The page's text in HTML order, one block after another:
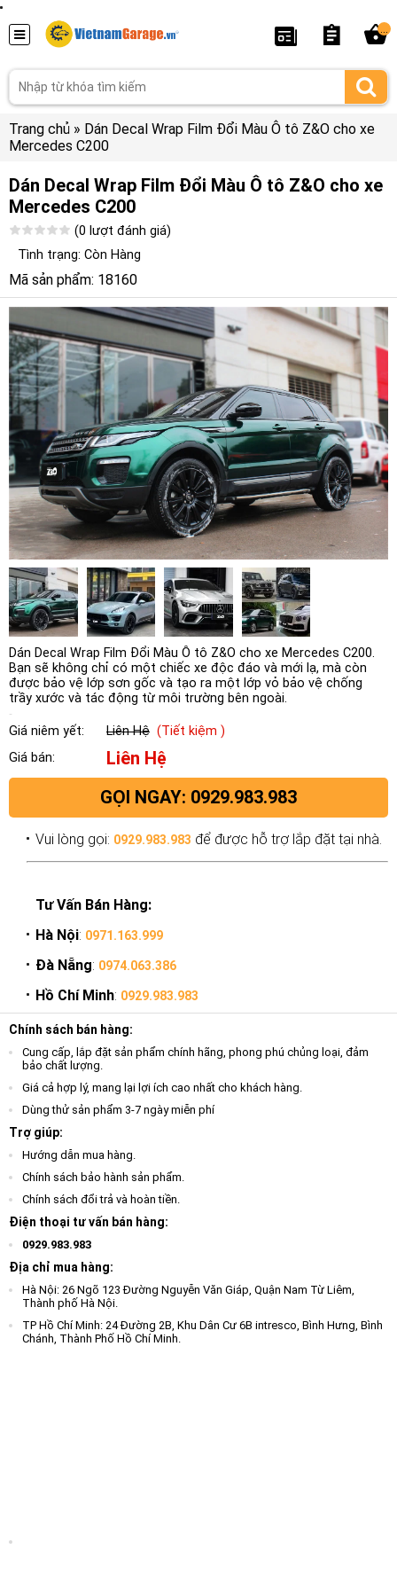
Trang chủ » Dán Decal Wrap Film Đổi Màu Ô tô Z&O cho xe
Mercedes C200
Dán Decal Wrap Film Đổi Màu Ô tô Z&O cho xe
Mercedes C200
(0 lượt đánh giá)
Tình trạng: Còn Hàng
Mã sản phẩm: 18160
Dán Decal Wrap Film Đổi Màu Ô tô Z&O cho xe Mercedes C200.
Bạn sẽ không chỉ có một chiếc xe độc đáo và mới lạ, mà còn
được bảo vệ lớp sơn gốc và tạo ra một lớp vỏ bảo vệ chống
trầy xước và tác động từ môi trường bên ngoài.
Giá niêm yết: Liên Hệ (Tiết kiệm )
Giá bán:
Liên Hệ
GỌI NGAY: 0929.983.983
Vui lòng gọi: 0929.983.983 để được hỗ trợ lắp đặt tại nhà.
Tư Vấn Bán Hàng:
Hà Nội: 0971.163.999
Đà Nẵng: 0974.063.386
Hồ Chí Minh: 0929.983.983
Chính sách bán hàng:
Cung cấp, lắp đặt sản phẩm chính hãng, phong phú chủng loại, đảm
bảo chất lượng.
Giá cả hợp lý, mang lại lợi ích cao nhất cho khách hàng.
Dùng thử sản phẩm 3-7 ngày miễn phí
Trợ giúp:
Hướng dẫn mua hàng.
Chính sách bảo hành sản phẩm.
Chính sách đổi trả và hoàn tiền.
Điện thoại tư vấn bán hàng:
0929.983.983
Địa chỉ mua hàng:
Hà Nội: 26 Ngõ 123 Đường Nguyễn Văn Giáp, Quận Nam Từ Liêm,
Thành phố Hà Nội.
TP Hồ Chí Minh: 24 Đường 2B, Khu Dân Cư 6B intresco, Bình Hưng, Bình
Chánh, Thành Phố Hồ Chí Minh.